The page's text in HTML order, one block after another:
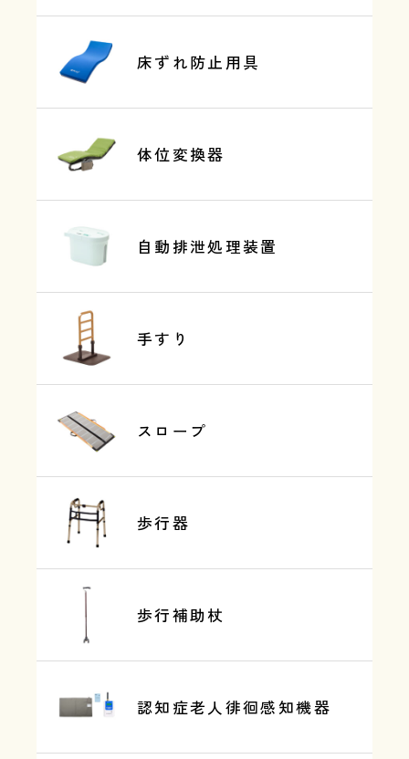
床ずれ防止用具
体位変換器
自動排泄処理装置
手すり
スロープ
歩行器
歩行補助杖
認知症老人徘徊感知機器